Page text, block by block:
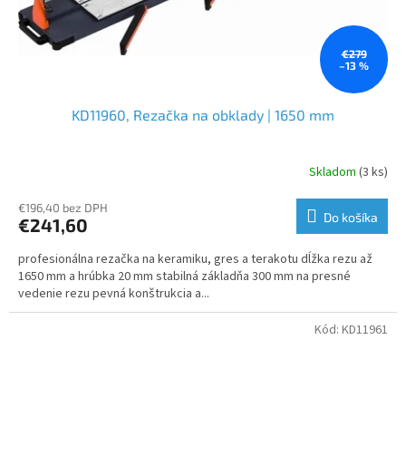
€279
–13 %
KD11960, Rezačka na obklady | 1650 mm
Skladom (3 ks)
€196,40 bez DPH
€241,60 Do košíka
profesionálna rezačka na keramiku, gres a terakotu dĺžka rezu až
1650 mm a hrúbka 20 mm stabilná základňa 300 mm na presné
vedenie rezu pevná konštrukcia a...
Kód: KD11961